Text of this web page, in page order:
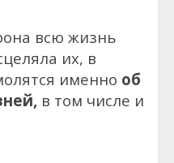
всю жизнь
их, в
именно об
в том числе и